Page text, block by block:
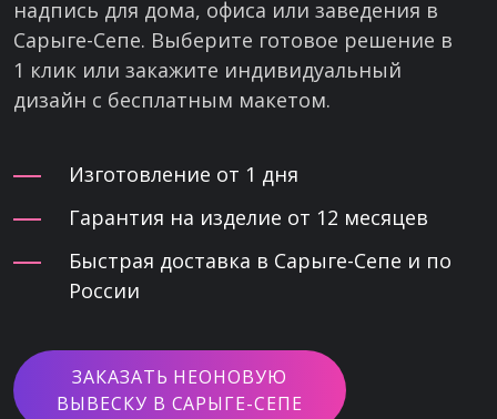
надпись для дома, офиса или заведения в
Сарыге-Сепе. Выберите готовое решение в
1 клик или закажите индивидуальный
дизайн с бесплатным макетом.
Изготовление от 1 дня
Гарантия на изделие от 12 месяцев
Быстрая доставка в Сарыге-Сепе и по
России
ЗАКАЗАТЬ НЕОНОВУЮ
ВЫВЕСКУ В САРЫГЕ-СЕПЕ